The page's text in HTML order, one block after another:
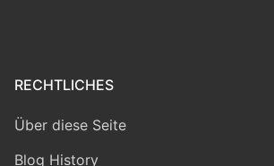
RECHTLICHES
Über diese Seite
Blog History